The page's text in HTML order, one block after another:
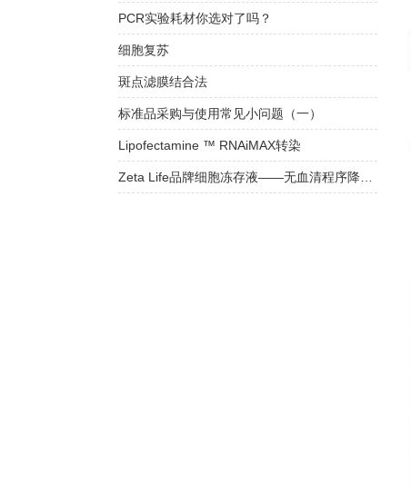
PCR实验耗材你选对了吗？
细胞复苏
斑点滤膜结合法
标准品采购与使用常见小问题（一）
Lipofectamine ™ RNAiMAX转染
Zeta Life品牌细胞冻存液——无血清程序降温，守护细胞活力